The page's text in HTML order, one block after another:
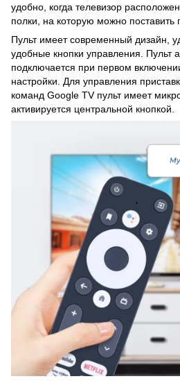
удобно, когда телевизор
полки, на которую можно поставить
Пульт имеет современный дизайн,
удобные кнопки управления. Пульт
подключается при первом
настройки. Для управления
команд Google TV пульт имеет
активируется центральной кнопкой.